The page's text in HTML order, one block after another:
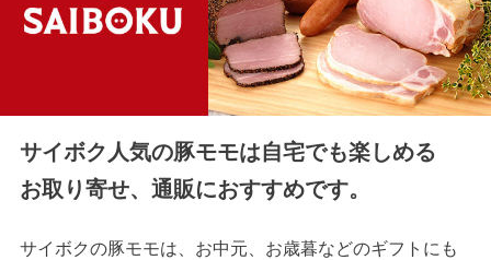
サイボク人気の豚モモは自宅でも楽しめる
お取り寄せ、通販におすすめです。
サイボクの豚モモは、お中元、お歳暮などのギフトにも